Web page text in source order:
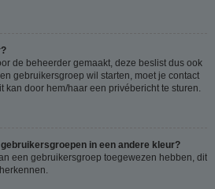
de beheerder gemaakt, deze beslist dus ook
gebruikersgroep wil starten, moet je contact
kan door hem/haar een privébericht te sturen.
in een andere kleur?
een gebruikersgroep toegewezen hebben, dit